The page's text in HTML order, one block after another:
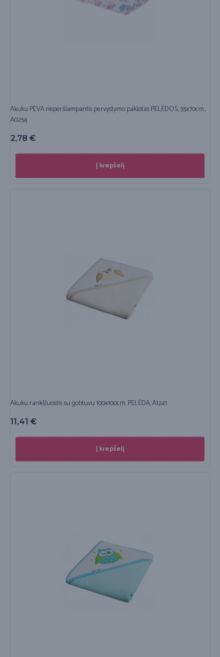
Akuku PEVA neperšlampantis pervystymo paklotas PELĖDOS, 55x70cm.,
A0254
2,78 €
Į krepšelį
Akuku rankšluostis su gobtuvu 100x100cm. PELĖDA, A1241
11,41 €
Į krepšelį